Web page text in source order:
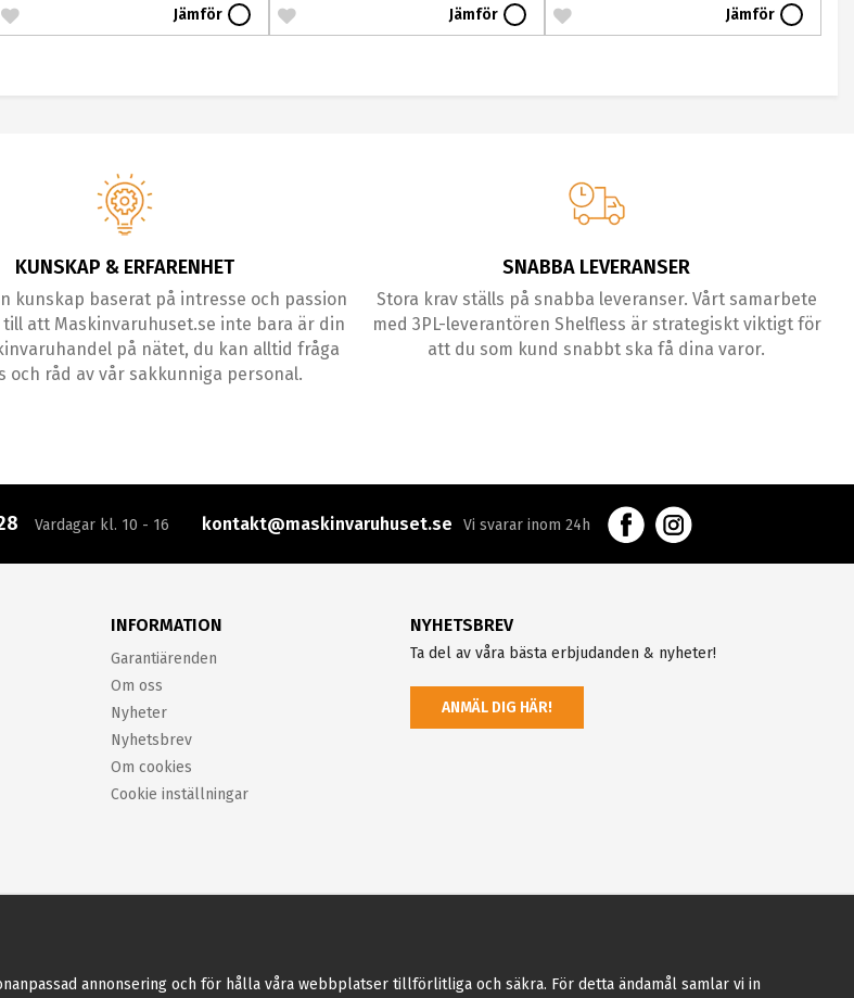
Jämför Jämför Jämför
KUNSKAP & ERFARENHET
kunskap baserat på intresse och passion
att Maskinvaruhuset.se inte bara är din
på nätet, du kan alltid fråga
och råd av vår sakkunniga personal.
SNABBA LEVERANSER
Stora krav ställs på snabba leveranser. Vårt samarbete
med 3PL-leverantören Shelfless är strategiskt viktigt för
att du som kund snabbt ska få dina varor.
Vardagar kl. 10 - 16 kontakt@maskinvaruhuset.se Vi svarar inom 24h
INFORMATION
Garantiärenden
Om oss
Nyheter
Nyhetsbrev
Om cookies
Cookie inställningar
NYHETSBREV
Ta del av våra bästa erbjudanden & nyheter!
ANMÄL DIG HÄR!
annonsering och för hålla våra webbplatser tillförlitliga och säkra. För detta ändamål samlar vi in